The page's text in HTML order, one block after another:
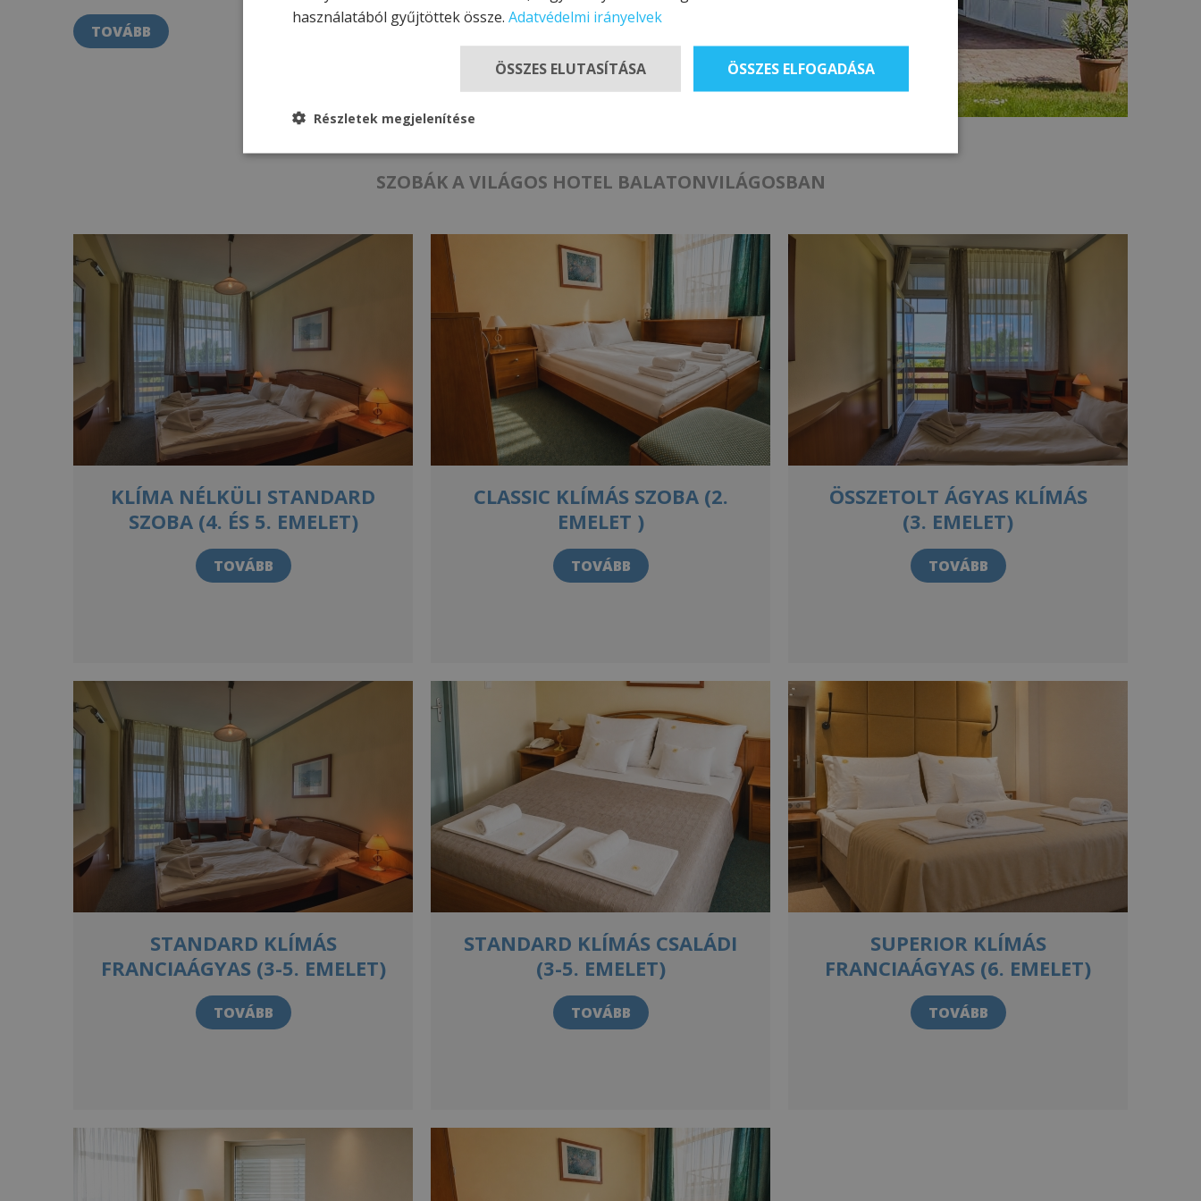
TOVÁBB
SZOBÁK A VILÁGOS HOTEL BALATONVILÁGOSBAN
KLÍMA NÉLKÜLI STANDARD
SZOBA (4. ÉS 5. EMELET)
TOVÁBB
CLASSIC KLÍMÁS SZOBA (2.
EMELET )
TOVÁBB
ÖSSZETOLT ÁGYAS KLÍMÁS
(3. EMELET)
TOVÁBB
STANDARD KLÍMÁS
FRANCIAÁGYAS (3-5. EMELET)
TOVÁBB
STANDARD KLÍMÁS CSALÁDI
(3-5. EMELET)
TOVÁBB
SUPERIOR KLÍMÁS
FRANCIAÁGYAS (6. EMELET)
TOVÁBB
használatából gyűjtöttek össze. Adatvédelmi irányelvek
ÖSSZES ELFOGADÁSA
ÖSSZES ELUTASÍTÁSA
Részletek megjelenítése